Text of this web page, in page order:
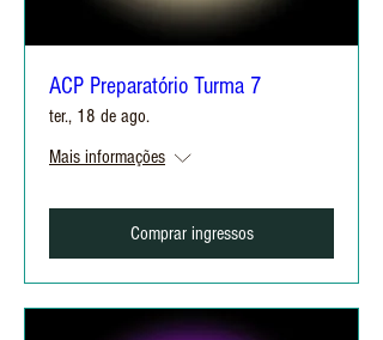
ACP Preparatório Turma 7
ter., 18 de ago.
Mais informações
Comprar ingressos